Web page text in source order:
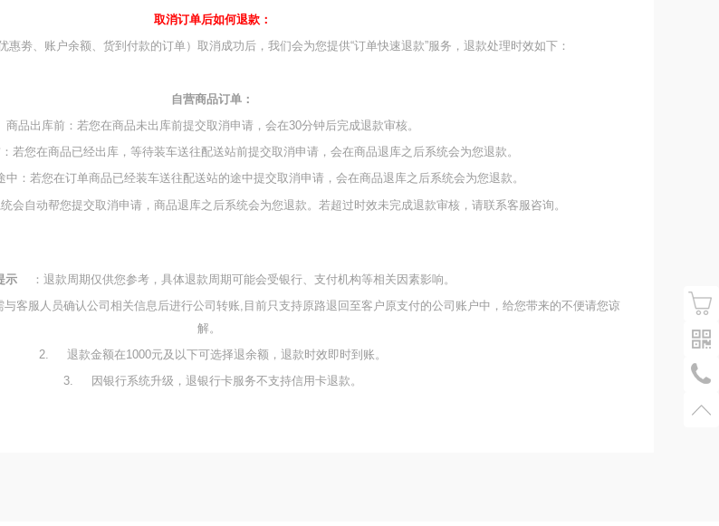
取消订单后如何退款：
惠劵、账户余额、货到付款的订单）取消成功后，我们会为您提供“订单快速退款”服务，退款处理时效如下：
自营商品订单：
商品出库前：若您在商品未出库前提交取消申请，会在30分钟后完成退款审核。
若您在商品已经出库，等待装车送往配送站前提交取消申请，会在商品退库之后系统会为您退款。
中：若您在订单商品已经装车送往配送站的途中提交取消申请，会在商品退库之后系统会为您退款。
会自动帮您提交取消申请，商品退库之后系统会为您退款。若超过时效未完成退款审核，请联系客服咨询。
示
：退款周期仅供您参考，具体退款周期可能会受银行、支付机构等相关因素影响。
客服人员确认公司相关信息后进行公司转账,目前只支持原路退回至客户原支付的公司账户中，给您带来的不便请您谅
解。
2.
退款金额在1000元及以下可选择退余额，退款时效即时到账。
3.
因银行系统升级，退银行卡服务不支持信用卡退款。